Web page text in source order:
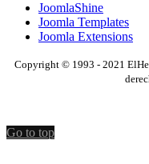
JoomlaShine
Joomla Templates
Joomla Extensions
Copyright © 1993 - 2021
Go to top